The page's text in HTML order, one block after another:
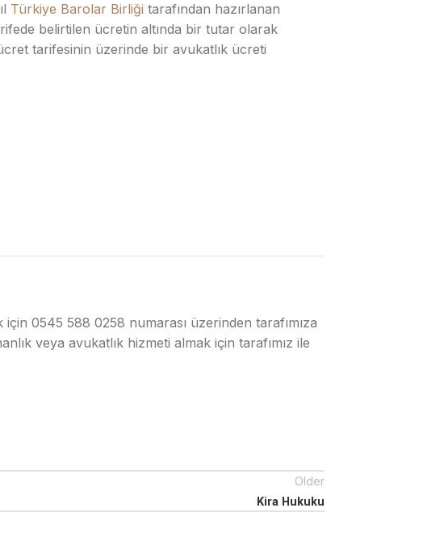
Türkiye Barolar Birliği tarafından hazırlanan
belirtilen ücretin altında bir tutar olarak
tarifesinin üzerinde bir avukatlık ücreti
0545 588 0258 numarası üzerinden tarafımıza
veya avukatlık hizmeti almak için tarafımız ile
Older
Kira Hukuku